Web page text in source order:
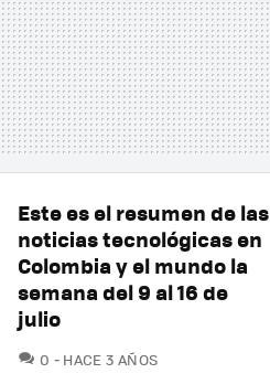
Este es el resumen de las
noticias tecnológicas en
Colombia y el mundo la
semana del 9 al 16 de
julio
0 COMENTARIOS
HACE 3 AÑOS